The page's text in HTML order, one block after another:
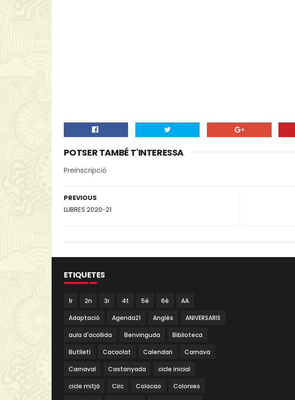
POTSER TAMBÉ T'INTERESSA
Preinscripció
PREVIOUS
LLIBRES 2020-21
ETIQUETES
1r 2n 3r 4t 5è 6è AA
Adaptació Agenda21 Anglès ANIVERSARIS
aula d'acollida Benvinguda Biblioteca
Butlletí Cacaolat Calendari Carnava
Carnaval Castanyada cicle inicial
cicle mitjà Circ Colacao Colonies